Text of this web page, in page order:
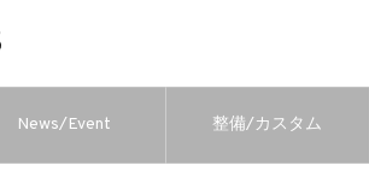
News/Event 整備/カスタム